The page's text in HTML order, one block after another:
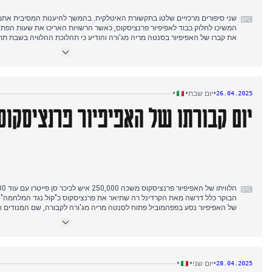
⌨
המשיכו לחלוק כבוד לאפיפיור פרנציסקוס, כאשר הרשויות האריכו את שעות
את קברו של האפיפיור בסנטה מריה מג'ורה והודיע כי תהלוכת ההלוויה בשבת
התמרונים הפוליטיים התעצמו סביב ההלוויה, כאשר תנחומיו של נתניהו הגיעו
רצון לפגוש "את כל המנהיגים" ברומא, כולל פגישה אפשרית עם פון דר ליין
26.04.2025
•יום שבת•
•
יום קבורתו של האפיפיור
⌨
הבוקר כלל דרשה מאת הקרדינל רה שתיאר את פרנציסקוס כ"קול נגד המלחמה"
של האפיפיור נסע בפפהמוביל פתוח לסנטה מריה מג'ורה לקבורה, שם המנודים
ההלוויה הפכה לציון דרך דיפלומטי בלתי צפוי כאשר נשיא אוקראינה זלנסקי
האירופי בשיחות ל"שלום צודק".
28.04.2025
•יום שני•
•